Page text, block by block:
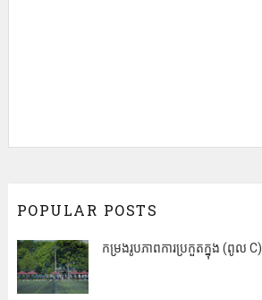
POPULAR POSTS
កម្រងរូបភាពការប្រកួតក្នុង (ពូល C)